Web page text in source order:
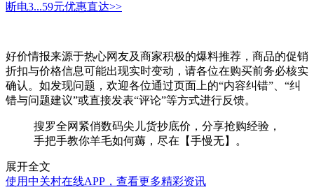
断电3...59元优惠直达>>
好价情报来源于热心网友及商家积极的爆料推荐，商品的促销
折扣与价格信息可能出现实时变动，请各位在购买前务必核实
确认。如发现问题，欢迎各位通过页面上的“内容纠错”、“纠
错与问题建议”或直接发表“评论”等方式进行反馈。
搜罗全网紧俏数码尖儿货抄底价，分享抢购经验，
手把手教你羊毛如何薅，尽在【手慢无】。
展开全文
使用中关村在线APP，查看更多精彩资讯